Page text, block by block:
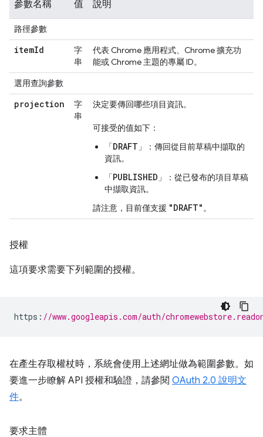
參數名稱 值 說明
路徑參數
itemId
字
串
代表 Chrome 應用程式、Chrome 擴充功
能或 Chrome 主題的專屬 ID。
選用查詢參數
projection
字
串
決定要傳回哪些項目資訊。
可接受的值如下：
「DRAFT 」：傳回從目前草稿中擷取的
資訊。
「PUBLISHED 」：從已發布的項目草稿
中擷取資訊。
請注意，目前僅支援 "DRAFT"。
授權
這項要求需要下列範圍的授權。
https : //www.googleapis.com/auth/
在產生存取權杖時，系統會使用上述網址做為範圍參數。如
要進一步瞭解 API 授權和驗證，請參閱 OAuth 2.0 說明文
件。
要求主體